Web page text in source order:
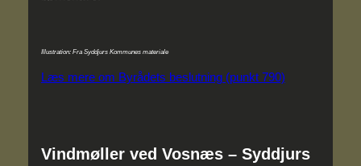
Illustration: Fra Syddjurs Kommunes materiale
Læs mere om Byrådets beslutning (punkt 790)
Vindmøller ved Vosnæs – Syddjurs